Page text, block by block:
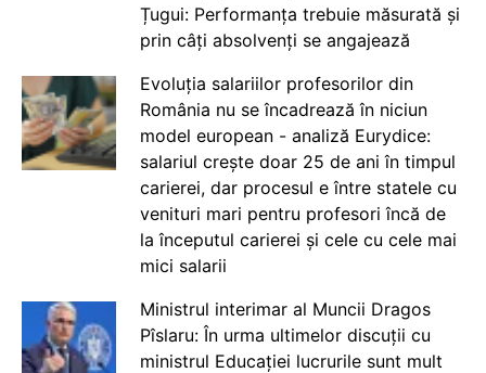
Țugui: Performanța trebuie măsurată și
prin câți absolvenți se angajează
Evoluția salariilor profesorilor din
România nu se încadrează în niciun
model european - analiză Eurydice:
salariul crește doar 25 de ani în timpul
carierei, dar procesul e între statele cu
venituri mari pentru profesori încă de
la începutul carierei și cele cu cele mai
mici salarii
Ministrul interimar al Muncii Dragos
Pîslaru: În urma ultimelor discuții cu
ministrul Educației lucrurile sunt mult